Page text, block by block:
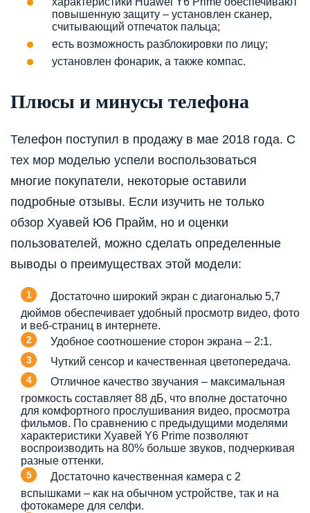
повышенную защиту – установлен сканер,
считывающий отпечаток пальца;
есть возможность разблокировки по лицу;
установлен фонарик, а также компас.
Плюсы и минусы телефона
Телефон поступил в продажу в мае 2018 года. С
тех мор моделью успели воспользоваться
многие покупатели, некоторые оставили
подробные отзывы. Если изучить не только
обзор Хуавей Ю6 Прайм, но и оценки
пользователей, можно сделать определенные
выводы о преимуществах этой модели:
Достаточно широкий экран с диагональю 5,7
дюймов обеспечивает удобный просмотр видео, фото
и веб-страниц в интернете.
Удобное соотношение сторон экрана – 2:1.
Чуткий сенсор и качественная цветопередача.
Отличное качество звучания – максимальная
громкость составляет 88 дБ, что вполне достаточно
для комфортного прослушивания видео, просмотра
фильмов. По сравнению с предыдущими моделями
характеристики Хуавей Y6 Prime позволяют
воспроизводить на 80% больше звуков, подчеркивая
разные оттенки.
Достаточно качественная камера с 2
вспышками – как на обычном устройстве, так и на
фотокамере для селфи.